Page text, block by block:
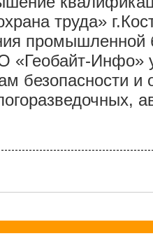
труда»
промышленной
«Геобайт-Инфо»
безопасности и